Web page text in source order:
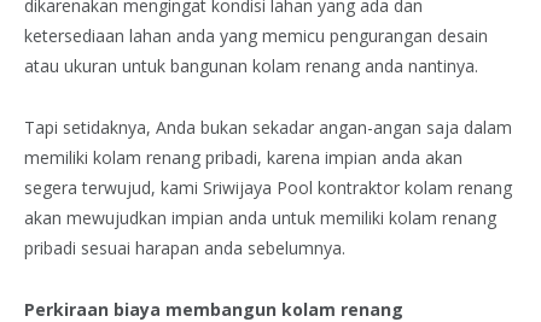
dikarenakan mengingat kondisi lahan yang ada dan
ketersediaan lahan anda yang memicu pengurangan desain
atau ukuran untuk bangunan kolam renang anda nantinya.
Tapi setidaknya, Anda bukan sekadar angan-angan saja dalam
memiliki kolam renang pribadi, karena impian anda akan
segera terwujud, kami Sriwijaya Pool kontraktor kolam renang
akan mewujudkan impian anda untuk memiliki kolam renang
pribadi sesuai harapan anda sebelumnya.
Perkiraan biaya membangun kolam renang